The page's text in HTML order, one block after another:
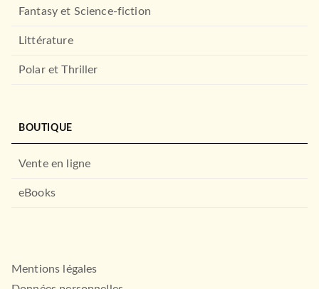
Fantasy et Science-fiction
Littérature
Polar et Thriller
BOUTIQUE
Vente en ligne
eBooks
Mentions légales